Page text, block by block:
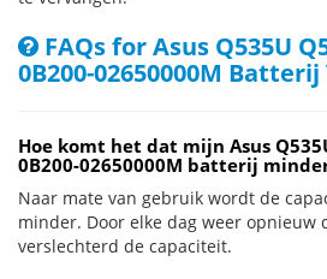
FAQs for Asus Q535U
0B200-02650000M
Hoe komt het dat mijn Asus
0B200-02650000M batterij
Naar mate van gebruik wordt de
minder. Door elke dag weer opnieuw
verslechterd de capaciteit.